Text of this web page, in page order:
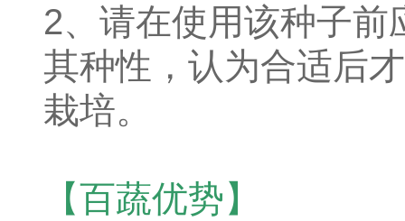
2、请在使用该种子
其种性，认为合适后
栽培。
【百蔬优势】